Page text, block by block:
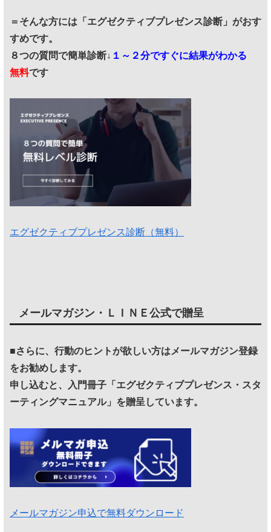
＝そんな方には「エグゼクティブプレゼンス診断」がおす
すめです。
８つの質問で簡単診断↓ １～２分ですぐに結果がわかる
無料です
エグゼクティブプレゼンス診断（無料）
メールマガジン・ＬＩＮＥ公式で贈呈
■さらに、行動のヒントが欲しい方はメールマガジン登録
をお勧めします。
申し込むと、入門冊子「エグゼクティブプレゼンス・スタ
ーティングマニュアル」を贈呈しています。
メールマガジン申込で無料ダウンロード